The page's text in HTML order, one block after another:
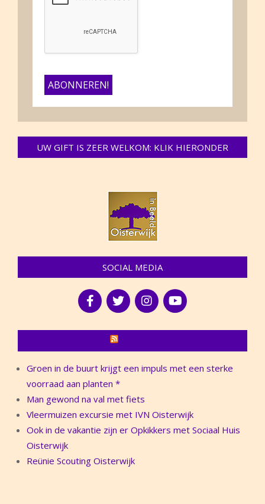
UW GIFT IS ZEER WELKOM: KLIK HIERONDER
SOCIAL MEDIA
Groen in de buurt krijgt een impuls met een sterke
voorraad aan planten *
Man gewond na val met fiets
Vleermuizen excursie met IVN Oisterwijk
Ook in de vakantie zijn er Opkikkers met Sociaal Huis
Oisterwijk
Reünie Scouting Oisterwijk